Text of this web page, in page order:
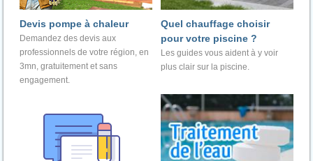
Devis pompe à chaleur
Demandez des devis aux
professionnels de votre région, en
3mn, gratuitement et sans
engagement.
Quel chauffage choisir
pour votre piscine ?
Les guides vous aident à y voir
plus clair sur la piscine.